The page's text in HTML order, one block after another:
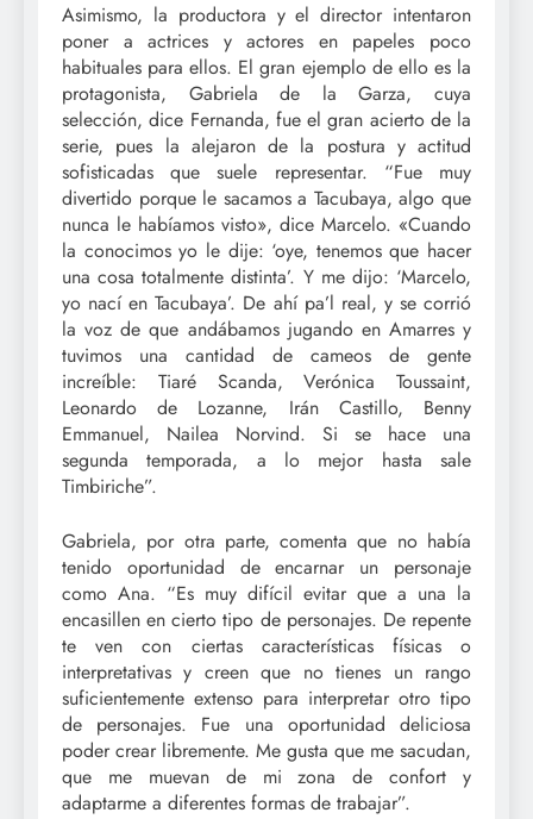
Asimismo, la productora y el director intentaron
poner a actrices y actores en papeles poco
habituales para ellos. El gran ejemplo de ello es la
protagonista, Gabriela de la Garza, cuya
selección, dice Fernanda, fue el gran acierto de la
serie, pues la alejaron de la postura y actitud
sofisticadas que suele representar. “Fue muy
divertido porque le sacamos a Tacubaya, algo que
nunca le habíamos visto», dice Marcelo. «Cuando
la conocimos yo le dije: ‘oye, tenemos que hacer
una cosa totalmente distinta’. Y me dijo: ‘Marcelo,
yo nací en Tacubaya’. De ahí pa’l real, y se corrió
la voz de que andábamos jugando en Amarres y
tuvimos una cantidad de cameos de gente
increíble: Tiaré Scanda, Verónica Toussaint,
Leonardo de Lozanne, Irán Castillo, Benny
Emmanuel, Nailea Norvind. Si se hace una
segunda temporada, a lo mejor hasta sale
Timbiriche”.
Gabriela, por otra parte, comenta que no había
tenido oportunidad de encarnar un personaje
como Ana. “Es muy difícil evitar que a una la
encasillen en cierto tipo de personajes. De repente
te ven con ciertas características físicas o
interpretativas y creen que no tienes un rango
suficientemente extenso para interpretar otro tipo
de personajes. Fue una oportunidad deliciosa
poder crear libremente. Me gusta que me sacudan,
que me muevan de mi zona de confort y
adaptarme a diferentes formas de trabajar”.